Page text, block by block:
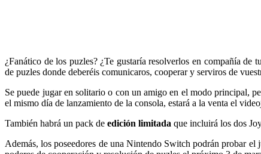
¿Fanático de los puzles? ¿Te gustaría resolverlos en compañía de
de puzles donde deberéis comunicaros, cooperar y serviros de
Se puede jugar en solitario o con un amigo en el modo principal,
el mismo día de lanzamiento de la consola, estará a la venta el
También habrá un pack de edición limitada que incluirá los dos
Además, los poseedores de una Nintendo Switch podrán probar el